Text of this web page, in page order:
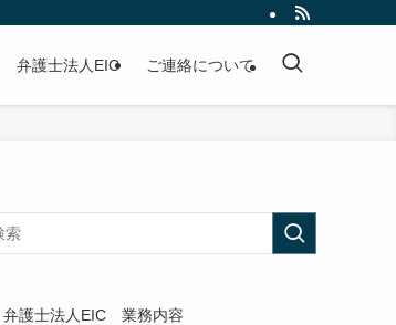
弁護士法人EIC ご連絡について
弁護士法人EIC 業務内容